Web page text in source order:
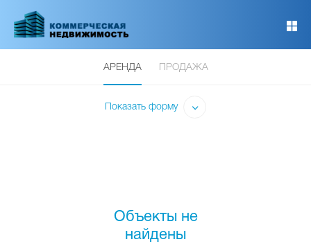
основному
АРЕНДА ПРОДАЖА
Показать форму
Объекты не
найдены